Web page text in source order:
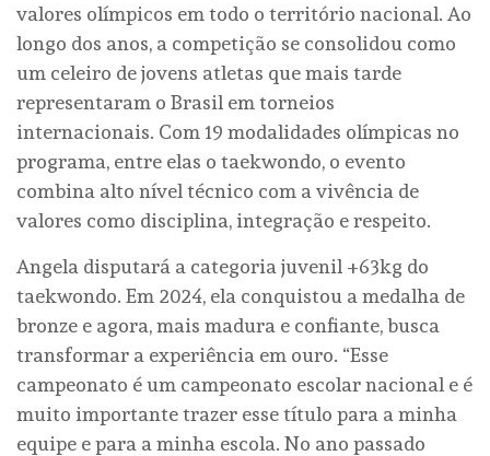
valores olímpicos em todo o território nacional. Ao
longo dos anos, a competição se consolidou como
um celeiro de jovens atletas que mais tarde
representaram o Brasil em torneios
internacionais. Com 19 modalidades olímpicas no
programa, entre elas o taekwondo, o evento
combina alto nível técnico com a vivência de
valores como disciplina, integração e respeito.
Angela disputará a categoria juvenil +63kg do
taekwondo. Em 2024, ela conquistou a medalha de
bronze e agora, mais madura e confiante, busca
transformar a experiência em ouro. “Esse
campeonato é um campeonato escolar nacional e é
muito importante trazer esse título para a minha
equipe e para a minha escola. No ano passado